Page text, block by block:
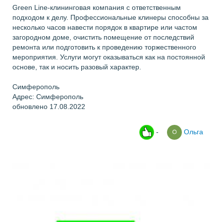
Green Line-клининговая компания с ответственным
подходом к делу. Профессиональные клинеры способны за
несколько часов навести порядок в квартире или частом
загородном доме, очистить помещение от последствий
ремонта или подготовить к проведению торжественного
мероприятия. Услуги могут оказываться как на постоянной
основе, так и носить разовый характер.
Симферополь
Адрес: Симферополь
обновлено 17.08.2022
- Ольга